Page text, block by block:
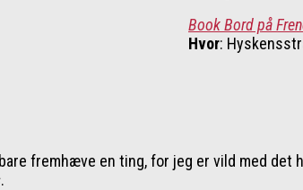
Book Bord på
Hvor:
fremhæve en ting, for jeg er vild med
.